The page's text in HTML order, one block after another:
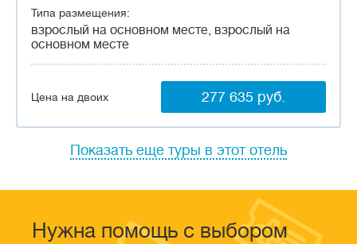
Типа размещения:
взрослый на основном месте, взрослый на
основном месте
Цена на двоих 277 635 руб.
Показать еще туры в этот отель
Нужна помощь с выбором